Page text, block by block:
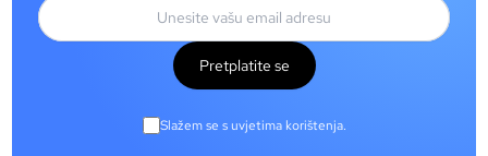
Pretplatite se
Slažem se s uvjetima korištenja.